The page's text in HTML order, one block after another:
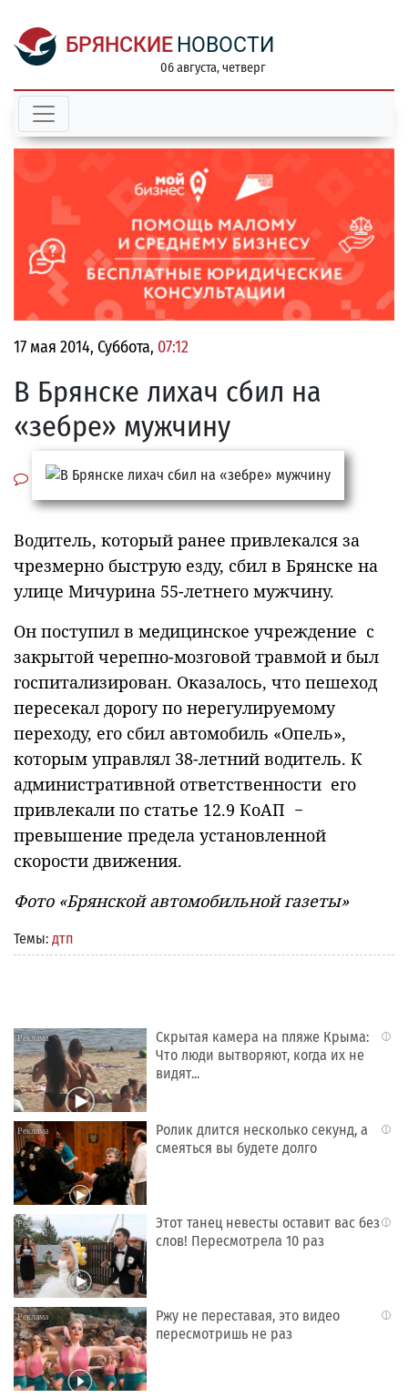
БРЯНСКИЕ НОВОСТИ
06 августа, четверг
17 мая 2014, Суббота, 07:12
В Брянске лихач сбил на
«зебре» мужчину
Водитель, который ранее привлекался за
чрезмерно быструю езду, сбил в Брянске на
улице Мичурина 55-летнего мужчину.
Он поступил в медицинское учреждение с
закрытой черепно-мозговой травмой и был
госпитализирован. Оказалось, что пешеход
пересекал дорогу по нерегулируемому
переходу, его сбил автомобиль «Опель»,
которым управлял 38-летний водитель. К
административной ответственности его
привлекали по статье 12.9 КоАП −
превышение предела установленной
скорости движения.
Фото «Брянской автомобильной газеты»
Темы: дтп
i
Скрытая камера на пляже Крыма:
Что люди вытворяют, когда их не
видят...
i
Ролик длится несколько секунд, а
смеяться вы будете долго
i
Этот танец невесты оставит вас без
слов! Пересмотрела 10 раз
i
Ржу не переставая, это видео
пересмотришь не раз